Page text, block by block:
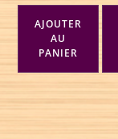
AJOUTER
AU
PANIER